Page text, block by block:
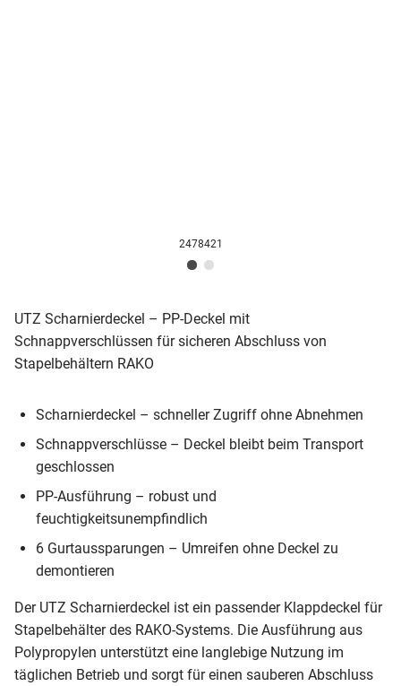
2478421
UTZ Scharnierdeckel – PP-Deckel mit
Schnappverschlüssen für sicheren Abschluss von
Stapelbehältern RAKO
Scharnierdeckel – schneller Zugriff ohne Abnehmen
Schnappverschlüsse – Deckel bleibt beim Transport
geschlossen
PP-Ausführung – robust und
feuchtigkeitsunempfindlich
6 Gurtaussparungen – Umreifen ohne Deckel zu
demontieren
Der UTZ Scharnierdeckel ist ein passender Klappdeckel für
Stapelbehälter des RAKO-Systems. Die Ausführung aus
Polypropylen unterstützt eine langlebige Nutzung im
täglichen Betrieb und sorgt für einen sauberen Abschluss